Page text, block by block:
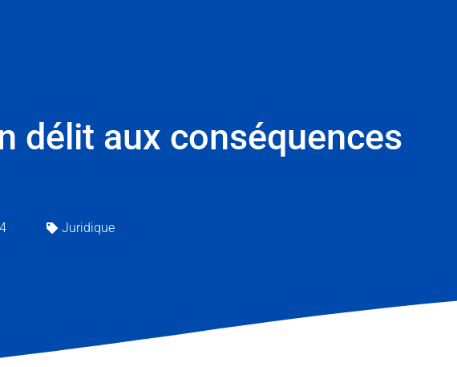
délit aux conséquences
Juridique